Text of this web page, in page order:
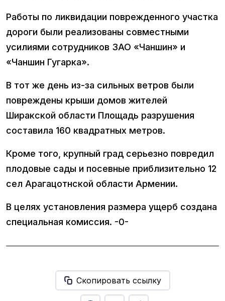
Работы по ликвидации поврежденного участка
дороги были реализованы совместными
усилиями сотрудников ЗАО «Чаншин» и
«Чаншин Гугарка».
В тот же день из-за сильных ветров были
повреждены крыши домов жителей
Ширакской области Площадь разрушения
составила 160 квадратных метров.
Кроме того, крупный град серьезно повредил
плодовые сады и посевные приблизительно 12
сел Арагацотнской области Армении.
В целях установления размера ущерб создана
специальная комиссия. -0-
Скопировать ссылку